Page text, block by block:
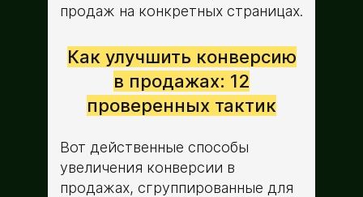
продаж на конкретных страницах.
Как улучшить конверсию
в продажах: 12
проверенных тактик
Вот действенные способы
увеличения конверсии в
продажах, сгруппированные для